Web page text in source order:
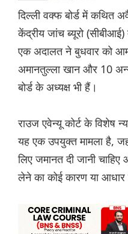
दिल्ली वक्फ बोर्ड में कथित
केंद्रीय जांच ब्यूरो (सीबीआई)
एक अदालत ने बुधवार को आम
अमानतुल्ला खान और 10
बोर्ड के अध्यक्ष भी हैं।
राउज एवेन्यू कोर्ट के विशेष
यह एक उपयुक्त मामला है,
लिए जमानत दी जानी
लेने का कोई कारण या आधार